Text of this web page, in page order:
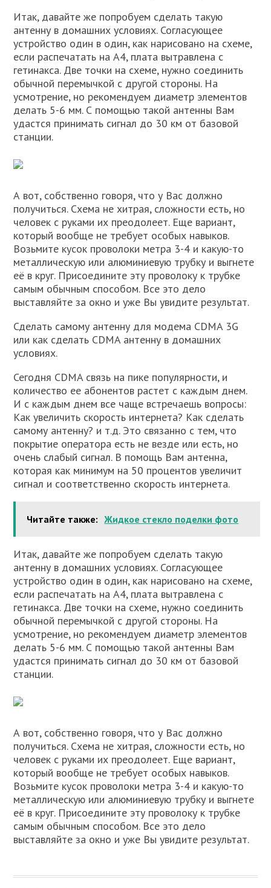
Итак, давайте же попробуем сделать такую
антенну в домашних условиях. Согласующее
устройство один в один, как нарисовано на схеме,
если распечатать на А4, плата вытравлена с
гетинакса. Две точки на схеме, нужно соединить
обычной перемычкой с другой стороны. На
усмотрение, но рекомендуем диаметр элементов
делать 5-6 мм. С помощью такой антенны Вам
удастся принимать сигнал до 30 км от базовой
станции.
А вот, собственно говоря, что у Вас должно
получиться. Схема не хитрая, сложности есть, но
человек с руками их преодолеет. Еще вариант,
который вообще не требует особых навыков.
Возьмите кусок проволоки метра 3-4 и какую-то
металлическую или алюминиевую трубку и выгнете
её в круг. Присоедините эту проволоку к трубке
самым обычным способом. Все это дело
выставляйте за окно и уже Вы увидите результат.
Сделать самому антенну для модема CDMA 3G
или как сделать CDMA антенну в домашних
условиях.
Сегодня CDMA связь на пике популярности, и
количество ее абонентов растет с каждым днем.
И с каждым днем все чаще встречаешь вопросы:
Как увеличить скорость интернета? Как сделать
самому антенну? и т.д. Это связанно с тем, что
покрытие оператора есть не везде или есть, но
очень слабый сигнал. В помощь Вам антенна,
которая как минимум на 50 процентов увеличит
сигнал и соответственно скорость интернета.
Читайте также: Жидкое стекло поделки фото
Итак, давайте же попробуем сделать такую
антенну в домашних условиях. Согласующее
устройство один в один, как нарисовано на схеме,
если распечатать на А4, плата вытравлена с
гетинакса. Две точки на схеме, нужно соединить
обычной перемычкой с другой стороны. На
усмотрение, но рекомендуем диаметр элементов
делать 5-6 мм. С помощью такой антенны Вам
удастся принимать сигнал до 30 км от базовой
станции.
А вот, собственно говоря, что у Вас должно
получиться. Схема не хитрая, сложности есть, но
человек с руками их преодолеет. Еще вариант,
который вообще не требует особых навыков.
Возьмите кусок проволоки метра 3-4 и какую-то
металлическую или алюминиевую трубку и выгнете
её в круг. Присоедините эту проволоку к трубке
самым обычным способом. Все это дело
выставляйте за окно и уже Вы увидите результат.